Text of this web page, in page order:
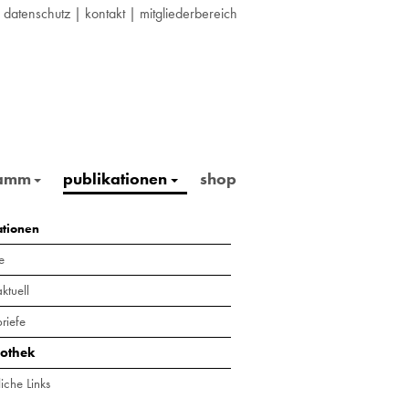
datenschutz | kontakt| mitgliederbereich
publikationen shop
Links